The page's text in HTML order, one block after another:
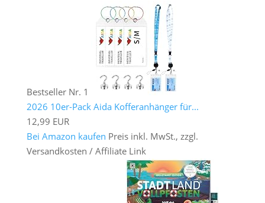
Bestseller Nr. 1
2026 10er-Pack Aida Kofferanhänger für...
12,99 EUR
Bei Amazon kaufen Preis inkl. MwSt., zzgl.
Versandkosten / Affiliate Link